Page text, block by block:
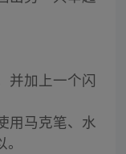
并加上一个闪
用马克笔、水